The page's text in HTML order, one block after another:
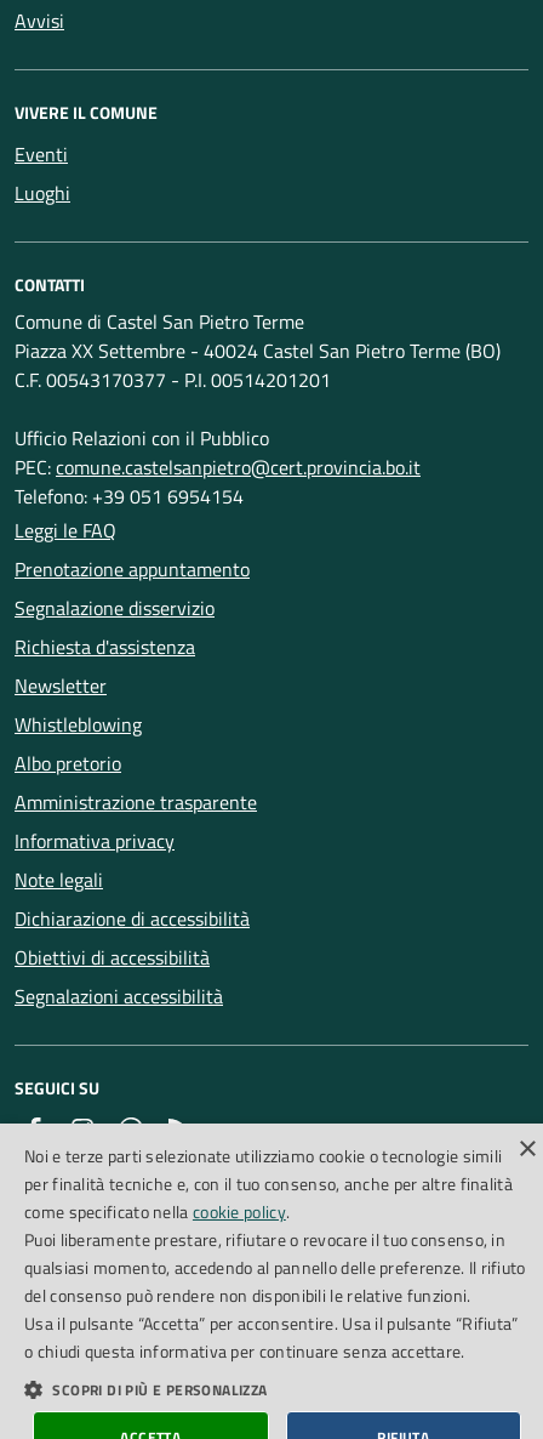
Avvisi
VIVERE IL COMUNE
Eventi
Luoghi
CONTATTI
Comune di Castel San Pietro Terme
Piazza XX Settembre - 40024 Castel San Pietro Terme (BO)
C.F. 00543170377 - P.I. 00514201201
Ufficio Relazioni con il Pubblico
PEC:comune.castelsanpietro@cert.provincia.bo.it
Telefono: +39 051 6954154
Leggi le FAQ
Prenotazione appuntamento
Segnalazione disservizio
Richiesta d'assistenza
Newsletter
Whistleblowing
Albo pretorio
Amministrazione trasparente
Informativa privacy
Note legali
Dichiarazione di accessibilità
Obiettivi di accessibilità
Segnalazioni accessibilità
SEGUICI SU
FacebookInstagramWhatsappFeed RSS
Cookie Policy
Piano di miglioramento del sito
Credits
×
Noi e terze parti selezionate utilizziamo cookie o tecnologie simili
per finalità tecniche e, con il tuo consenso, anche per altre finalità
come specificato nellacookie policy.
Puoi liberamente prestare, rifiutare o revocare il tuo consenso, in
qualsiasi momento, accedendo al pannello delle preferenze. Il rifiuto
del consenso può rendere non disponibili le relative funzioni.
Usa il pulsante “Accetta” per acconsentire. Usa il pulsante “Rifiuta”
o chiudi questa informativa per continuare senza accettare.
SCOPRI DI PIÙ E PERSONALIZZA